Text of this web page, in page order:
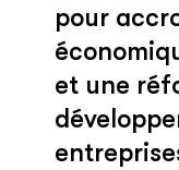
pour
et une